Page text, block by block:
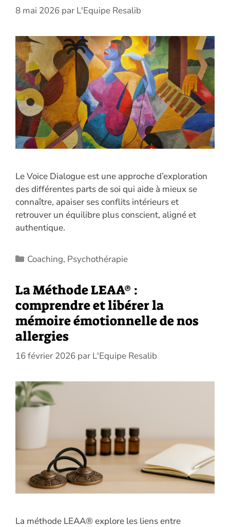
8 mai 2026 par L'Equipe Resalib
Le Voice Dialogue est une approche d’exploration
des différentes parts de soi qui aide à mieux se
connaître, apaiser ses conflits intérieurs et
retrouver un équilibre plus conscient, aligné et
authentique.
Catégories
Coaching, Psychothérapie
La Méthode LEAA® :
comprendre et libérer la
mémoire émotionnelle de nos
allergies
16 février 2026 par L'Equipe Resalib
La méthode LEAA® explore les liens entre